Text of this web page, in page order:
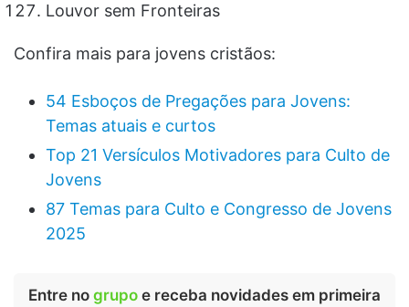
Louvor sem Fronteiras
Confira mais para jovens cristãos:
54 Esboços de Pregações para Jovens:
Temas atuais e curtos
Top 21 Versículos Motivadores para Culto de
Jovens
87 Temas para Culto e Congresso de Jovens
2025
Entre no grupo e receba novidades em primeira